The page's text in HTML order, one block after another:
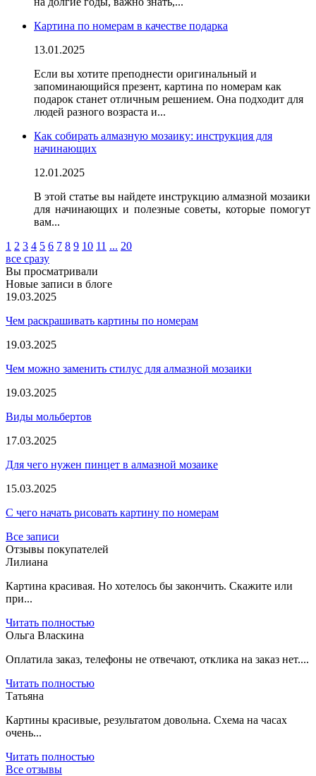
Картина по номерам в качестве подарка
13.01.2025
Если вы хотите преподнести оригинальный и
запоминающийся презент, картина по номерам как
подарок станет отличным решением. Она подходит для
людей разного возраста и...
Как собирать алмазную мозаику: инструкция для
начинающих
12.01.2025
В этой статье вы найдете инструкцию алмазной мозаики
для начинающихи полезныесоветы, которые помогут
вам...
1 2 3 4 5 6 7 8 9 10 11 ... 20
все сразу
Вы просматривали
Новые записи в блоге
19.03.2025
Чем раскрашивать картины по номерам
19.03.2025
Чем можно заменить стилус для алмазной мозаики
19.03.2025
Виды мольбертов
17.03.2025
Для чего нужен пинцет в алмазной мозаике
15.03.2025
С чего начать рисовать картину по номерам
Все записи
Отзывы покупателей
Лилиана
Картина красивая. Но хотелось бы закончить. Скажите или
при...
Читать полностью
Ольга Власкина
Оплатила заказ, телефоны не отвечают, отклика на заказ нет....
Читать полностью
Татьяна
Картины красивые, результатом довольна. Схема на часах
очень...
Читать полностью
Все отзывы